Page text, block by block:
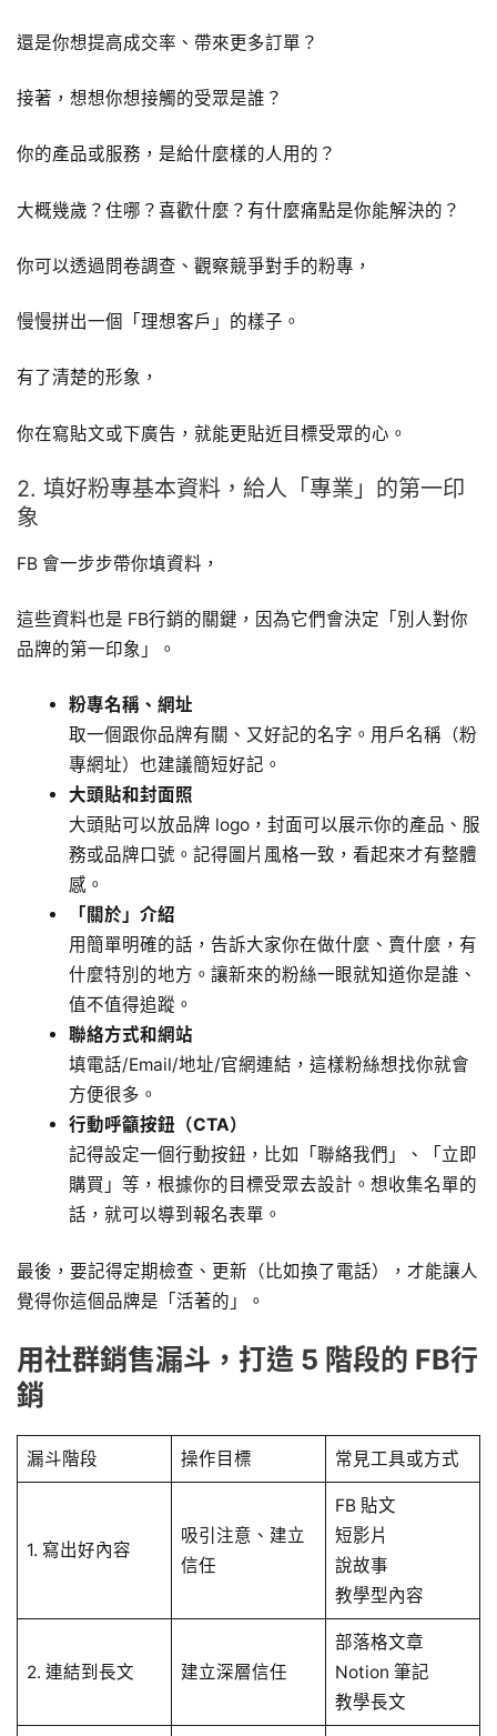
還是你想提高成交率、帶來更多訂單？
接著，想想你想接觸的受眾是誰？
你的產品或服務，是給什麼樣的人用的？
大概幾歲？住哪？喜歡什麼？有什麼痛點是你能解決的？
你可以透過問卷調查、觀察競爭對手的粉專，
慢慢拼出一個「理想客戶」的樣子。
有了清楚的形象，
你在寫貼文或下廣告，就能更貼近目標受眾的心。
2. 填好粉專基本資料，給人「專業」的第一印
象
FB 會一步步帶你填資料，
這些資料也是 FB行銷的關鍵，因為它們會決定「別人對你
品牌的第一印象」。
粉專名稱、網址
取一個跟你品牌有關、又好記的名字。用戶名稱（粉
專網址）也建議簡短好記。
大頭貼和封面照
大頭貼可以放品牌 logo，封面可以展示你的產品、服
務或品牌口號。記得圖片風格一致，看起來才有整體
感。
「關於」介紹
用簡單明確的話，告訴大家你在做什麼、賣什麼，有
什麼特別的地方。讓新來的粉絲一眼就知道你是誰、
值不值得追蹤。
聯絡方式和網站
填電話/Email/地址/官網連結，這樣粉絲想找你就會
方便很多。
行動呼籲按鈕（CTA）
記得設定一個行動按鈕，比如「聯絡我們」、「立即
購買」等，根據你的目標受眾去設計。想收集名單的
話，就可以導到報名表單。
最後，要記得定期檢查、更新（比如換了電話），才能讓人
覺得你這個品牌是「活著的」。
用社群銷售漏斗，打造 5 階段的 FB行
銷
漏斗階段 操作目標 常見工具或方式
1. 寫出好內容
吸引注意、建立
信任
FB 貼文
短影片
說故事
教學型內容
2. 連結到長文 建立深層信任
部落格文章
Notion 筆記
教學長文